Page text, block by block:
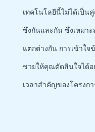
เทคโนโลยีนี้ไม่ได้เป็น
ซึ่งกันและกัน ซึ่งเหมา
แตกต่างกัน การเข้าใ
ช่วยให้คุณตัดสินใจได้อ
เวลาสำคัญของโครงกา